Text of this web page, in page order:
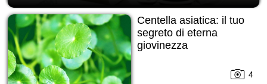
Centella asiatica: il tuo
segreto di eterna
giovinezza
4